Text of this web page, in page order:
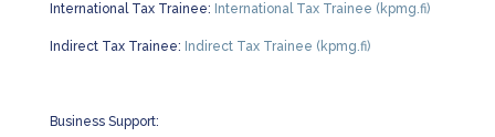
International Tax Trainee: International Tax Trainee (kpmg.fi)
Indirect Tax Trainee: Indirect Tax Trainee (kpmg.fi)
Business Support: